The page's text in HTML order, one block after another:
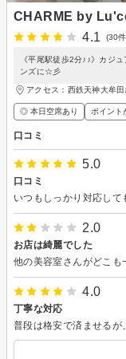
CHARME by
4.1
(30
《平尾駅徒歩2分♪♪》カジ
ンズに☆彡
アクセス：西鉄天神大牟
◎ 本日空席あり ポイント
口コミ
5.0
口コミ
いつもしっかり対応して
2.0
お店は綺麗でした
4.0
丁寧な対応